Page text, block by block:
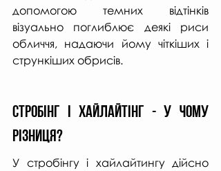
допомогою темних відтінків
візуально поглиблює деякі риси
обличчя, надаючи йому чіткіших і
стрункіших обрисів.
Стробінг і хайлайтінг - у чому
різниця?
У стробінгу і хайлайтингу дійсно